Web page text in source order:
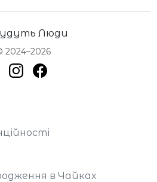
2024–2026
в Чайках